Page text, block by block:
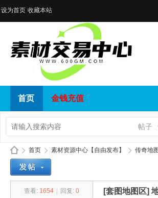
设为首页 收藏本站
首页 金钱充值
帖子
首页
›
素材资源中心【自由发布】
›
传奇地
查看: 1654 回复: 0 [套图地图区]